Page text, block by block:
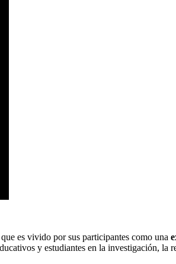
que es vivido por sus participantes como una
y estudiantes en la investigación, la